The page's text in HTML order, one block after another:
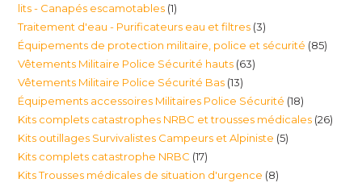
lits - Canapés escamotables 11
produit
Traitement d'eau - Purificateurs eau et filtres 33
produits
Équipements de protection militaire, police et sécurité 8585
Vêtements Militaire Police Sécurité hauts 6363
Vêtements Militaire Police Sécurité Bas 1313
produits
Équipements accessoires Militaires Police Sécurité 1818
produits
Kits complets catastrophes NRBC et trousses médicales 2626
Kits outillages Survivalistes Campeurs et Alpiniste 55
Kits complets catastrophe NRBC 1717
produits
Kits Trousses médicales de situation d'urgence 88